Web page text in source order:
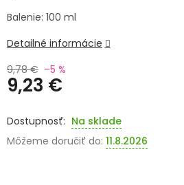
Prihlásenie
9,78 € –5 %
9,23 €
cena:
Na sklade
Môžeme doručiť do: 11.8.2026
Balenie: 100 ml
Detailné informácie